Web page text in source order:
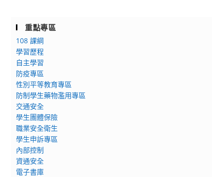
重點專區
108 課綱
學習歷程
自主學習
防疫專區
性別平等教育專區
防制學生藥物濫用專區
交通安全
學生團體保險
職業安全衛生
學生申訴專區
內部控制
資通安全
電子書庫